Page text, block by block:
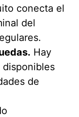
conecta el
del
Hay
disponibles
de